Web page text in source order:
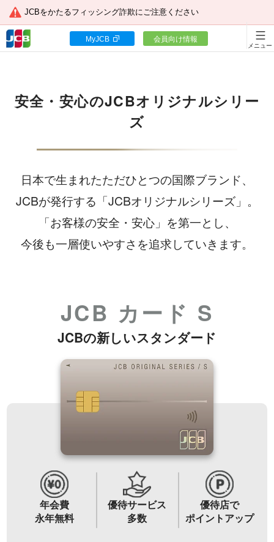
JCBをかたるフィッシング詐欺にご注意ください
カードをつくる
入会キャンペーン
カードローン
ギフトカードなど
会員向け情報
MyJCB
安全・安心のJCBオリジナルシリー
ズ
日本で生まれたただひとつの国際ブランド、
JCBが発行する「JCBオリジナルシリーズ」。
「お客様の安全・安心」を第一とし、
今後も一層使いやすさを追求していきます。
JCB カード S
JCBの新しいスタンダード
年会費
永年無料
優待サービス
多数
優待店で
ポイントアップ